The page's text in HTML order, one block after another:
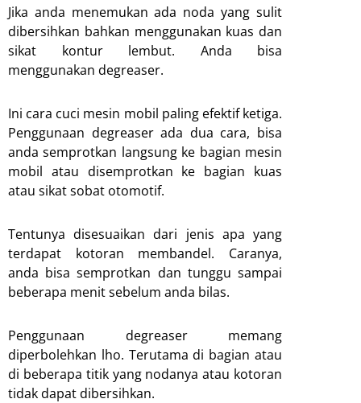
Jika anda menemukan ada noda yang sulit
dibersihkan bahkan menggunakan kuas dan
sikat kontur lembut. Anda bisa
menggunakan degreaser.
Ini cara cuci mesin mobil paling efektif ketiga.
Penggunaan degreaser ada dua cara, bisa
anda semprotkan langsung ke bagian mesin
mobil atau disemprotkan ke bagian kuas
atau sikat sobat otomotif.
Tentunya disesuaikan dari jenis apa yang
terdapat kotoran membandel. Caranya,
anda bisa semprotkan dan tunggu sampai
beberapa menit sebelum anda bilas.
Penggunaan degreaser memang
diperbolehkan lho. Terutama di bagian atau
di beberapa titik yang nodanya atau kotoran
tidak dapat dibersihkan.